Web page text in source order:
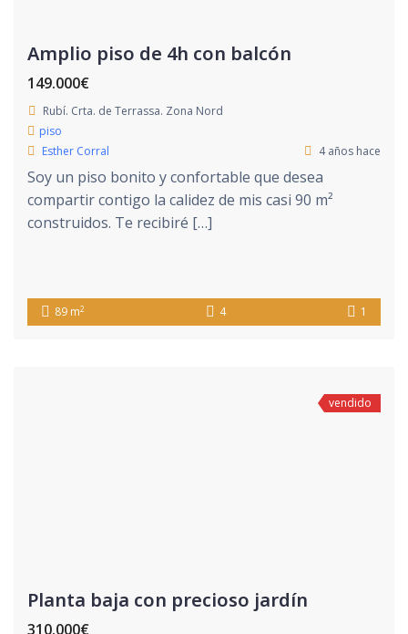
Amplio piso de 4h con balcón
149.000€
Rubí. Crta. de Terrassa. Zona Nord
piso
Esther Corral
4 años hace
Soy un piso bonito y confortable que desea
compartir contigo la calidez de mis casi 90 m²
construidos. Te recibiré […]
89 m2 4 1
vendido
Planta baja con precioso jardín
310.000€